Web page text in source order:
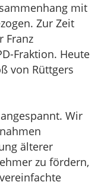
mit
Zur Zeit
Franz
Fraktion. Heute
von Rüttgers
Wir
älterer
zu fördern,